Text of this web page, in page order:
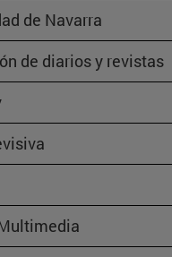
de Navarra
de diarios y revistas